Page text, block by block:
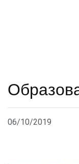
06/10/2019